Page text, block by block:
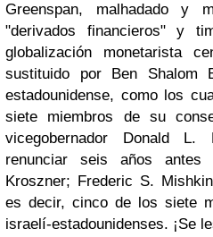
Greenspan, malhadado y
"derivados financieros" y
globalización monetarista
sustituido por Ben Shalom
estadounidense, como los
siete miembros de su
vicegobernador Donald
renunciar seis años
Kroszner; Frederic S.
es decir, cinco de los siete
israelí-estadounidenses. ¡Se